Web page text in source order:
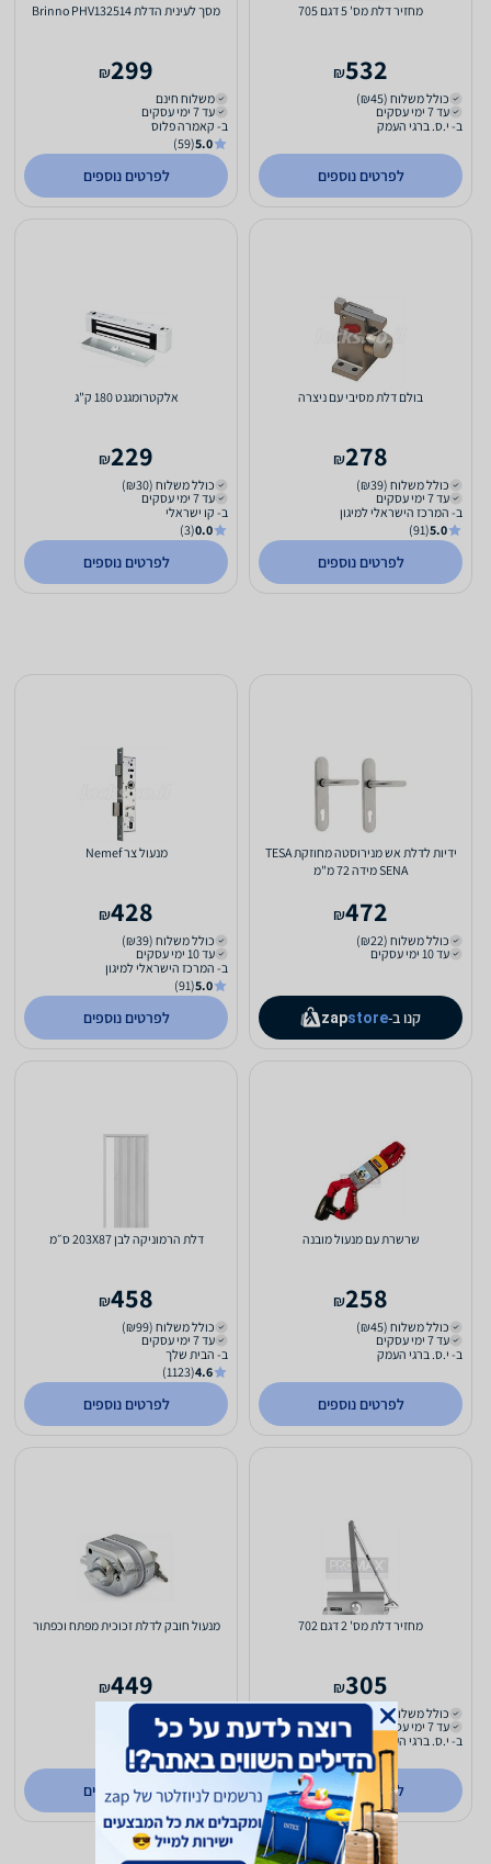
מחזיר דלת מס' 5 דגם 705
532
₪
כולל משלוח (₪45)
עד 7 ימי עסקים
ב- י.ס. ברגי העמק
לפרטים נוספים
מסך לעינית הדלת Brinno PHV132514
299
₪
משלוח חינם
עד 7 ימי עסקים
ב- קאמרה פלוס
5.0
(59)
לפרטים נוספים
בולם דלת מסיבי עם ניצרה
278
₪
כולל משלוח (₪39)
עד 7 ימי עסקים
ב- המרכז הישראלי למיגון
5.0
(91)
לפרטים נוספים
אלקטרומגנט 180 ק"ג
229
₪
כולל משלוח (₪30)
עד 7 ימי עסקים
ב- קו ישראלי
0.0
(3)
לפרטים נוספים
ידיות לדלת אש מנירוסטה מחוזקת TESA
SENA מידה 72 מ"מ
472
₪
כולל משלוח (₪22)
עד 10 ימי עסקים
קנו ב- zapstore
מנעול צר Nemef
428
₪
כולל משלוח (₪39)
עד 10 ימי עסקים
ב- המרכז הישראלי למיגון
5.0
(91)
לפרטים נוספים
שרשרת עם מנעול מובנה
258
₪
כולל משלוח (₪45)
עד 7 ימי עסקים
ב- י.ס. ברגי העמק
לפרטים נוספים
דלת הרמוניקה לבן 203X87 ס״מ
458
₪
כולל משלוח (₪99)
עד 7 ימי עסקים
ב- הבית שלך
4.6
(1123)
לפרטים נוספים
מחזיר דלת מס' 2 דגם 702
305
₪
כולל משלוח (₪45)
עד 7 ימי עסקים
ב- י.ס. ברגי העמק
לפרטים נוספים
מנעול חובק לדלת זכוכית מפתח וכפתור
449
₪
כולל משלוח (₪45)
עד 7 ימי עסקים
ב- י.ס. ברגי העמק
לפרטים נוספים